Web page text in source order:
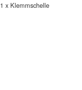
1 x Klemmschelle